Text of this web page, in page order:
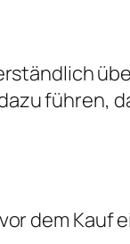
führen,
dem Kauf